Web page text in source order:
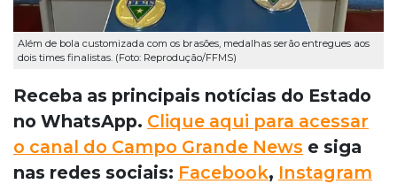
Além de bola customizada com os brasões, medalhas serão entregues aos
dois times finalistas. (Foto: Reprodução/FFMS)
Receba as principais notícias do Estado
no WhatsApp. Clique aqui para acessar
o canal do Campo Grande News e siga
nas redes sociais: Facebook, Instagram